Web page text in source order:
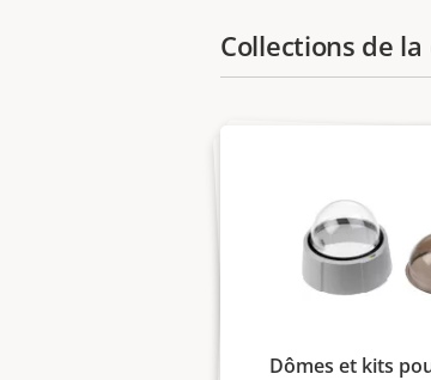
Collections de la
Dômes et kits